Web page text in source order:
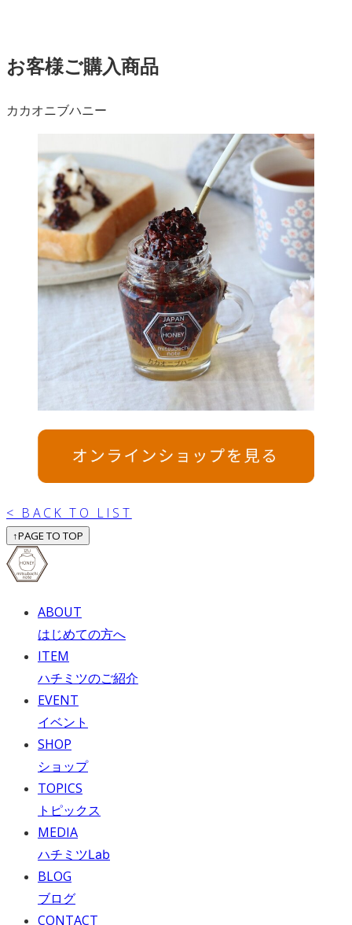
お客様ご購入商品
カカオニブハニー
< BACK TO LIST
↑PAGE TO TOP
ABOUT
はじめての方へ
ITEM
ハチミツのご紹介
EVENT
イベント
SHOP
ショップ
TOPICS
トピックス
MEDIA
ハチミツLab
BLOG
ブログ
CONTACT